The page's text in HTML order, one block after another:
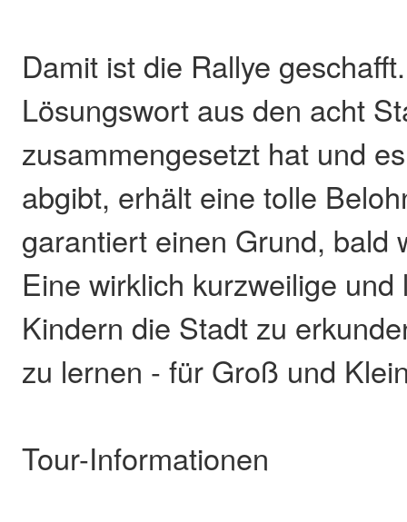
Damit ist die Rallye
Lösungswort aus den acht
zusammengesetzt hat und
abgibt, erhält eine tolle
garantiert einen Grund, bald
Eine wirklich kurzweilige
Kindern die Stadt zu
zu lernen - für Groß und
Tour-Informationen